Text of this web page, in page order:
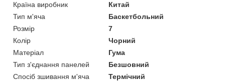
Країна виробник
Китай
Тип м'яча
Баскетбольний
Розмір
7
Колір
Чорний
Матеріал
Гума
Тип з'єднання панелей
Безшовний
Спосіб зшивання м'яча
Термічний